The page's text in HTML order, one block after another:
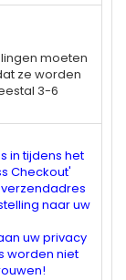
moeten
ze worden
3-6
in tijdens het
Checkout'
naar uw
uw privacy
worden niet